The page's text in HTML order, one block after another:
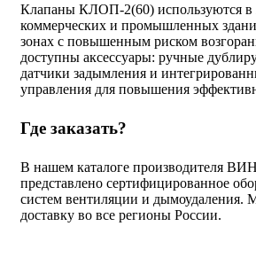
Клапаны КЛОП-2(60) используются
коммерческих и промышленных
зонах с повышенным риском
доступны аксессуары: ручные
датчики задымления и
управления для повышения
Где заказать?
В нашем каталоге производителя
представлено сертифицированное
систем вентиляции и дымоудаления.
доставку во все регионы России.